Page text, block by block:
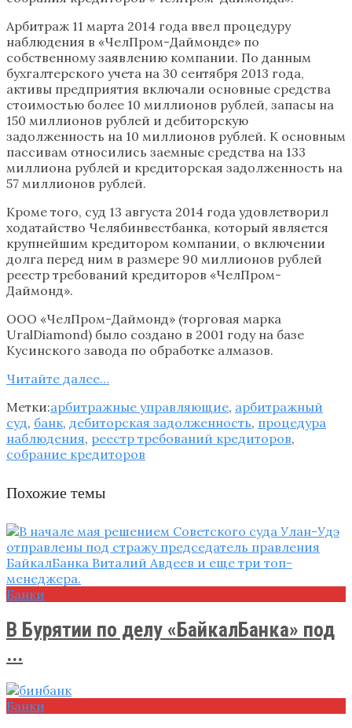
Арбитраж 11 марта 2014 года ввел процедуру
наблюдения в «ЧелПром-Даймонде» по
собственному заявлению компании. По данным
бухгалтерского учета на 30 сентября 2013 года,
активы предприятия включали основные средства
стоимостью более 10 миллионов рублей, запасы на
150 миллионов рублей и дебиторскую
задолженность на 10 миллионов рублей. К основным
пассивам относились заемные средства на 133
миллиона рублей и кредиторская задолженность на
57 миллионов рублей.
Кроме того, суд 13 августа 2014 года удовлетворил
ходатайство Челябинвестбанка, который является
крупнейшим кредитором компании, о включении
долга перед ним в размере 90 миллионов рублей
реестр требований кредиторов «ЧелПром-
Даймонд».
ООО «ЧелПром-Даймонд» (торговая марка
UralDiamond) было создано в 2001 году на базе
Кусинского завода по обработке алмазов.
Читайте далее…
Метки:арбитражные управляющие, арбитражный
суд, банк, дебиторская задолженность, процедура
наблюдения, реестр требований кредиторов,
собрание кредиторов
Похожие темы
Банки
В Бурятии по делу «БайкалБанка» под
...
Банки